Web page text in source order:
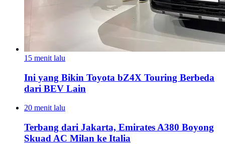
15 menit lalu
Ini yang Bikin Toyota bZ4X Touring Berbeda
dari BEV Lain
20 menit lalu
Terbang dari Jakarta, Emirates A380 Boyong
Skuad AC Milan ke Italia